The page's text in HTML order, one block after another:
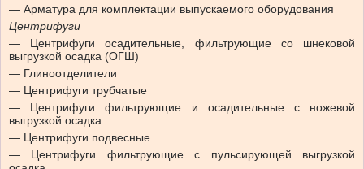
— Арматура для комплектации выпускаемого оборудования
Центрифуги
— Центрифуги осадительные, фильтрующие со шнековой
выгрузкой осадка (ОГШ)
— Глиноотделители
— Центрифуги трубчатые
— Центрифуги фильтрующие и осадительные с ножевой
выгрузкой осадка
— Центрифуги подвесные
— Центрифуги фильтрующие с пульсирующей выгрузкой